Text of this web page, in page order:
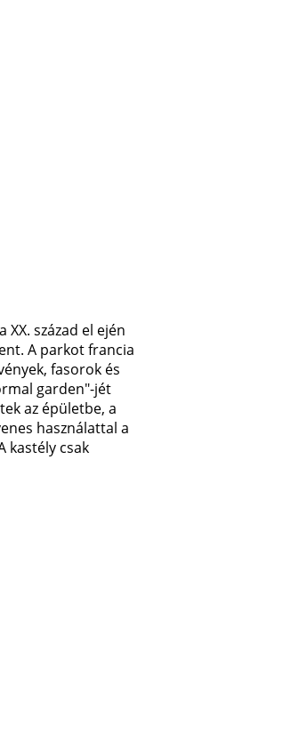
század el ején
A parkot francia
fasorok és
garden"-jét
az épületbe, a
használattal a
kastély csak